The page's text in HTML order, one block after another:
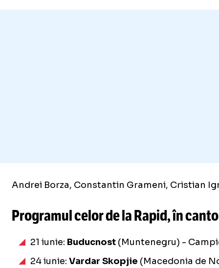
Andrei Borza, Constantin Grameni, Cristian
Programul celor de la Rapid, în
21 iunie: Buducnost (Muntenegru) -
24 iunie: Vardar Skopjie (Macedonia de